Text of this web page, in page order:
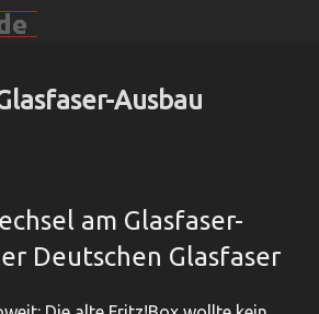
Ausbau
am Glasfaser-
Deutschen Glasfaser